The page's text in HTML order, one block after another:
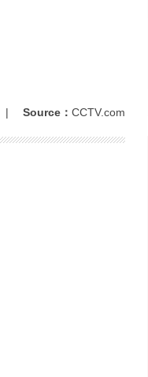
| Source： CCTV.com